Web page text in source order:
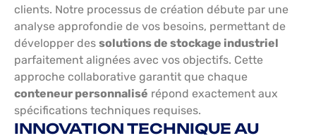
clients. Notre processus de création débute par une
analyse approfondie de vos besoins, permettant de
développer des solutions de stockage industriel
parfaitement alignées avec vos objectifs. Cette
approche collaborative garantit que chaque
conteneur personnalisé répond exactement aux
spécifications techniques requises.
INNOVATION TECHNIQUE AU